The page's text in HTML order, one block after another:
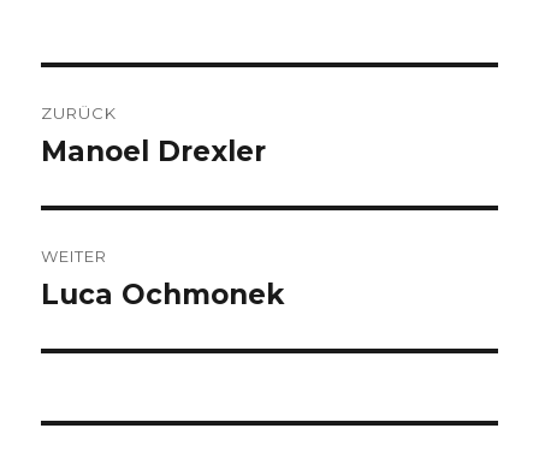
ZURÜCK
Vorheriger
Manoel Drexler
WEITER
Nächster
Luca Ochmonek